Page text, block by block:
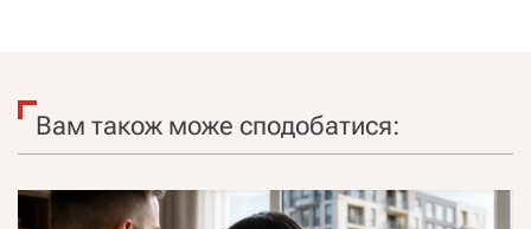
Вам також може сподобатися: